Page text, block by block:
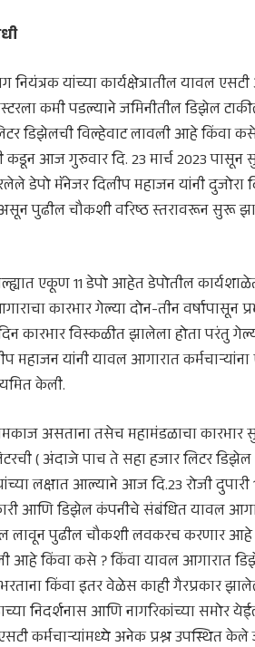
यांच्या कार्यक्षेत्रातील यावल
कमी पडल्याने जमिनीतील डिझेल
डिझेलची विल्हेवाट लावली आहे किंवा
आज गुरुवार दि. 23 मार्च 2023
डेपो मॅनेजर दिलीप महाजन यांनी
पुढील चौकशी वरिष्ठ स्तरावरून सुरू
एकूण 11 डेपो आहेत डेपोतील
कारभार गेल्या दोन-तीन वर्षापासून
कारभार विस्कळीत झालेला होता परंतु
यांनी यावल आगारात
केली.
असताना तसेच महामंडळाचा
( अंदाजे पाच ते सहा हजार लिटर
लक्षात आल्याने आज दि.23 रोजी
आणि डिझेल कंपनीचे संबंधित यावल
लावून पुढील चौकशी लवकरच करणार आहे
आहे किंवा कसे ? किंवा यावल आगारात
किंवा इतर वेळेस काही गैरप्रकार
निदर्शनास आणि नागरिकांच्या समोर
कर्मचाऱ्यांमध्ये अनेक प्रश्न उपस्थित